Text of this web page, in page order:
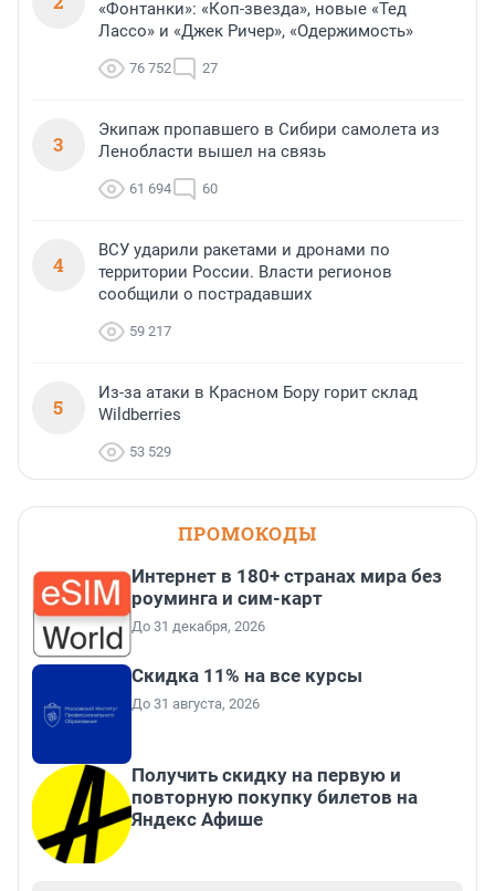
«Фонтанки»: «Коп-звезда», новые «Тед
Лассо» и «Джек Ричер», «Одержимость»
76 752 27
3
Экипаж пропавшего в Сибири самолета из
Ленобласти вышел на связь
61 694 60
4
ВСУ ударили ракетами и дронами по
территории России. Власти регионов
сообщили о пострадавших
59 217
5
Из-за атаки в Красном Бору горит склад
Wildberries
53 529
ПРОМОКОДЫ
Интернет в 180+ странах мира без
роуминга и сим-карт
До 31 декабря, 2026
Скидка 11% на все курсы
До 31 августа, 2026
Получить скидку на первую и
повторную покупку билетов на
Яндекс Афише